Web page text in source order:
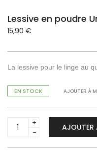
Lessive en poudre
15,90 €
La lessive pour le linge au
EN STOCK
Lessive
AJOUTER
AJOUTER À